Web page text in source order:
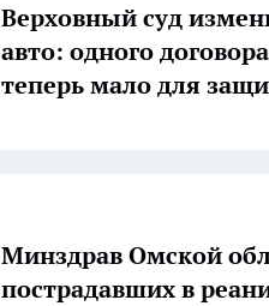
Верховный суд
авто: одного
теперь мало для
Минздрав Омской
пострадавших в